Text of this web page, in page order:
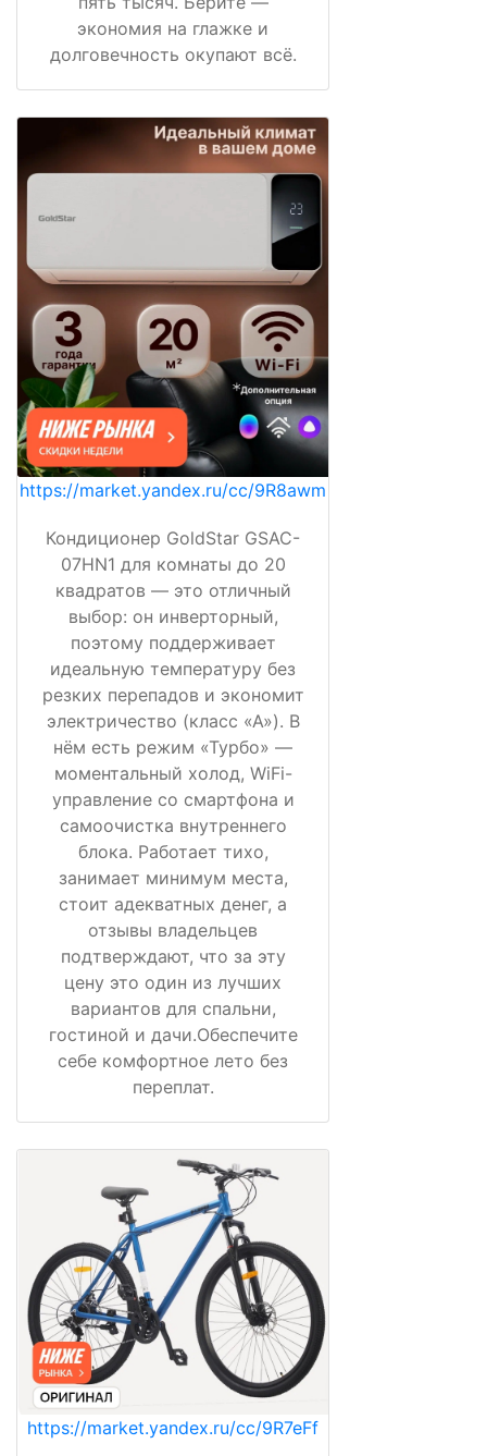
экономия на глажке и
долговечность окупают всё.
https://market.yandex.ru/cc/9R8awm
Кондиционер GoldStar GSAC-
07HN1 для комнаты до 20
квадратов — это отличный
выбор: он инверторный,
поэтому поддерживает
идеальную температуру без
резких перепадов и экономит
электричество (класс «А»). В
нём есть режим «Турбо» —
моментальный холод, WiFi-
управление со смартфона и
самоочистка внутреннего
блока. Работает тихо,
занимает минимум места,
стоит адекватных денег, а
отзывы владельцев
подтверждают, что за эту
цену это один из лучших
вариантов для спальни,
гостиной и дачи.Обеспечите
себе комфортное лето без
переплат.
https://market.yandex.ru/cc/9R7eFf